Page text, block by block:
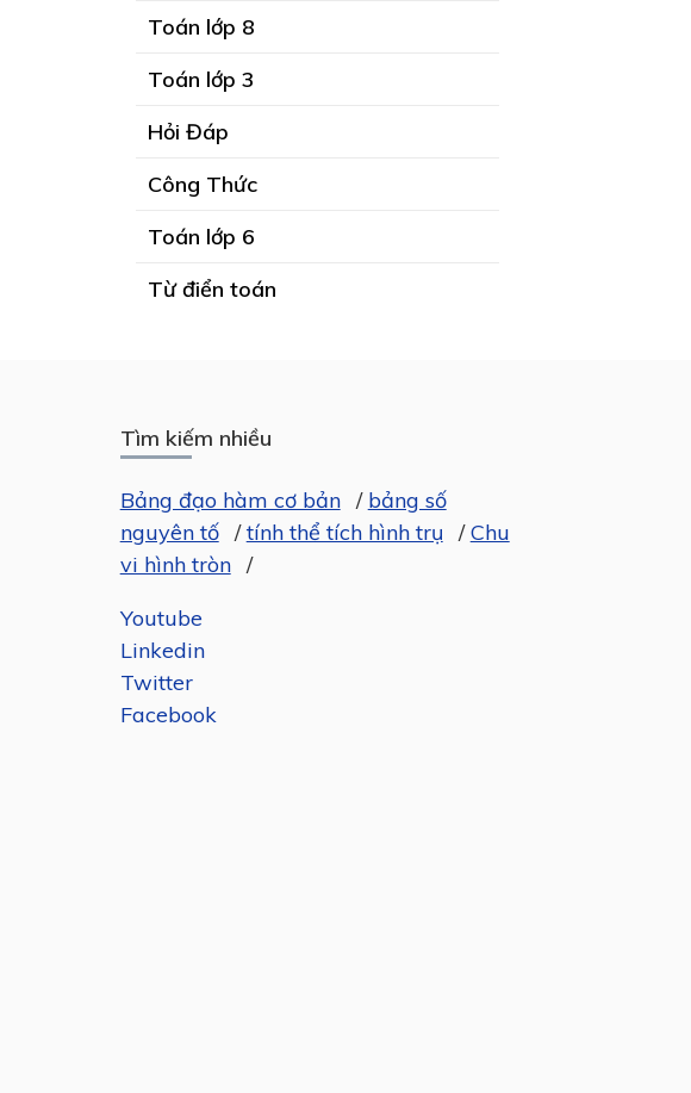
Toán lớp 8
Toán lớp 3
Hỏi Đáp
Công Thức
Toán lớp 6
Từ điển toán
Tìm kiếm nhiều
Bảng đạo hàm cơ bản / bảng số
nguyên tố /tính thể tích hình trụ /Chu
vi hình tròn /
Youtube
Linkedin
Twitter
Facebook